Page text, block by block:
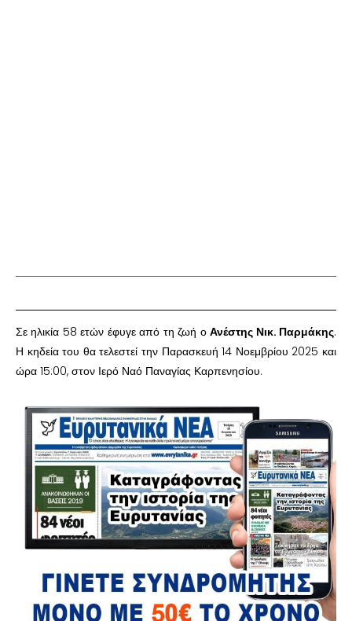
Σε ηλικία 58 ετών έφυγε από τη ζωή οΑνέστης Νικ. Παρμάκης.
Η κηδεία του θα τελεστεί την Παρασκευή 14 Νοεμβρίου 2025 και
ώρα 15:00, στον Ιερό Ναό Παναγίας Καρπενησίου.